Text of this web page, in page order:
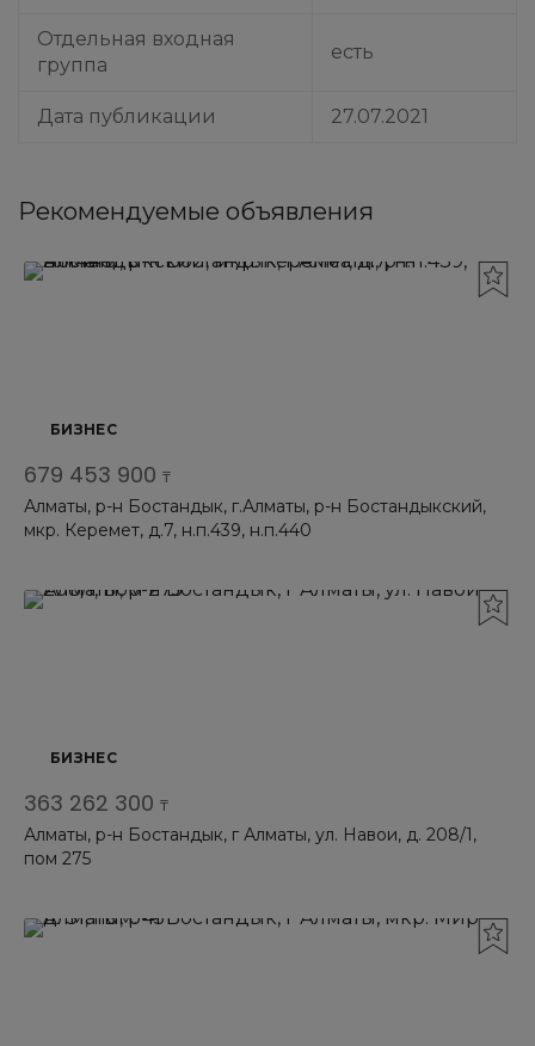
Отдельная входная
группа
есть
Дата публикации 27.07.2021
Рекомендуемые объявления
БИЗНЕС
679 453 900 ₸
Алматы, р-н Бостандык, г.Алматы, р-н Бостандыкский,
мкр. Керемет, д.7, н.п.439, н.п.440
БИЗНЕС
363 262 300 ₸
Алматы, р-н Бостандык, г Алматы, ул. Навои, д. 208/1,
пом 275